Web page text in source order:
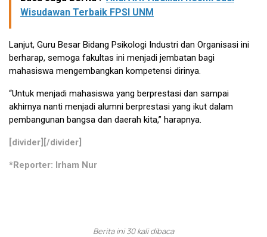
Wisudawan Terbaik FPSI UNM
Lanjut, Guru Besar Bidang Psikologi Industri dan Organisasi ini
berharap, semoga fakultas ini menjadi jembatan bagi
mahasiswa mengembangkan kompetensi dirinya.
“Untuk menjadi mahasiswa yang berprestasi dan sampai
akhirnya nanti menjadi alumni berprestasi yang ikut dalam
pembangunan bangsa dan daerah kita,” harapnya.
[divider][/divider]
*Reporter: Irham Nur
Berita ini 30 kali dibaca